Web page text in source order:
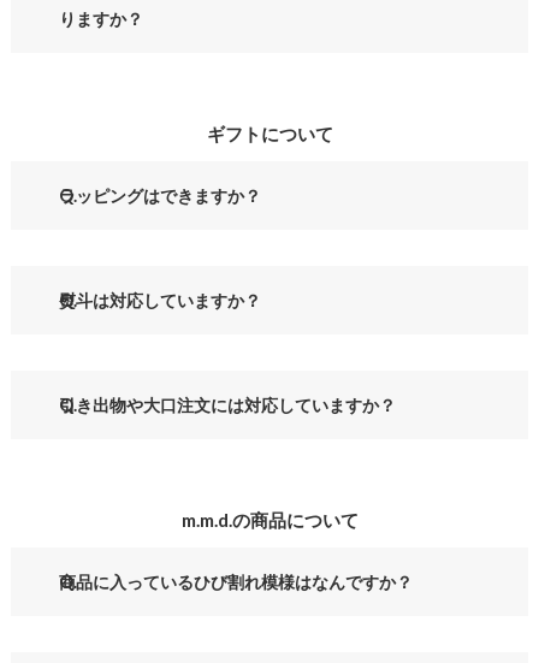
りますか？
ギフトについて
ラッピングはできますか？
熨斗は対応していますか？
引き出物や大口注文には対応していますか？
m.m.d.の商品について
商品に入っているひび割れ模様はなんですか？